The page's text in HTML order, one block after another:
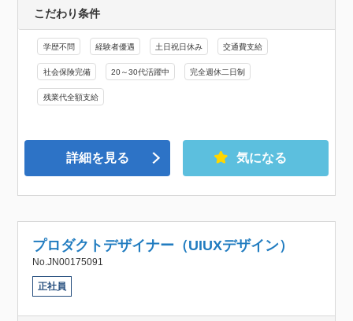
こだわり条件
学歴不問 経験者優遇 土日祝日休み 交通費支給
社会保険完備 20～30代活躍中 完全週休二日制
残業代全額支給
詳細を見る 気になる
プロダクトデザイナー（UIUXデザイン）
No.JN00175091
正社員